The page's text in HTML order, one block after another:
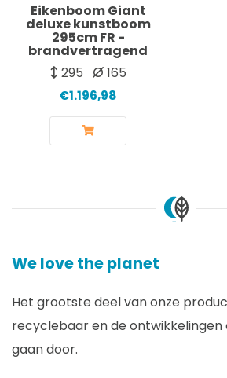
Eikenboom Giant
deluxe kunstboom
295cm FR -
brandvertragend
295
165
€1.196,98
We love the planet
Het grootste deel van onze
recyclebaar en de
gaan door.